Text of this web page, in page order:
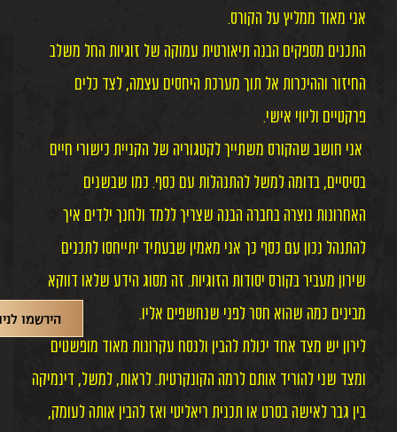
אני מאוד ממליץ על הקורס.
התכנים מספקים הבנה תיאורטית עמוקה של זוגיות החל משלב
החיזור וההיכרות אל תוך מערכת היחסים עצמה, לצד כלים
פרקטיים וליווי אישי.
אני חושב שהקורס משתייך לקטגוריה של הקניית כישורי חיים
בסיסיים, בדומה למשל להתנהלות עם כסף. כמו שבשנים
האחרונות נוצרה בחברה הבנה שצריך ללמד ולחנך ילדים איך
להתנהל נכון עם כסף כך אני מאמין שבעתיד יתייחסו לתכנים
שירון מעביר בקורס יסודות הזוגיות. זה מסוג הידע שלאו דווקא
מבינים כמה שהוא חסר לפני שנחשפים אליו.
לירון יש מצד אחד יכולת להבין ולנסח עקרונות מאוד מופשטים
ומצד שני להוריד אותם לרמה הקונקרטית. לראות, למשל, דינמיקה
בין גבר לאישה בסרט או תכנית ריאליטי ואז להבין אותה לעומק,
הירשמו